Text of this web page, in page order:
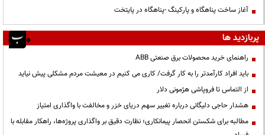
آغاز ساخت پناهگاه و پارکینگ -پناهگاه در پایتخت
پربازدید ها
راهنمای خرید محصولات برق صنعتی ABB
باید افراد کارآمدتر را به کار گرفت/ کاری می کنیم در معیشت مردم مشکلی پیش نیاید
از التماس تا فروپاشی هژمونی دلار
هشدار حاجی دلیگانی درباره تغییر سهم دریای خزر و مخالفت با واگذاری امتیاز
مطالبه برای شکستن انحصار پیمانکاری؛ نظارت دقیق بر واگذاری پروژه‌ها، راهکار مقابله با